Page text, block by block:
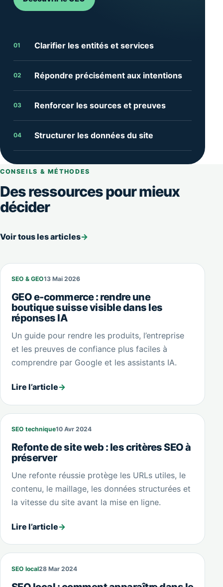
01 Clarifier les entités et services
02 Répondre précisément aux intentions
03 Renforcer les sources et preuves
04 Structurer les données du site
CONSEILS & MÉTHODES
Des ressources pour mieux
décider
Voir tous les articles→
SEO & GEO13 Mai 2026
GEO e-commerce : rendre une
boutique suisse visible dans les
réponses IA
Un guide pour rendre les produits, l’entreprise
et les preuves de confiance plus faciles à
comprendre par Google et les assistants IA.
Lire l’article→
SEO technique10 Avr 2024
Refonte de site web : les critères SEO à
préserver
Une refonte réussie protège les URLs utiles, le
contenu, le maillage, les données structurées et
la vitesse du site avant la mise en ligne.
Lire l’article→
SEO local28 Mar 2024